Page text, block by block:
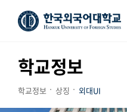
학교정보
학교정보 상징 외대UI